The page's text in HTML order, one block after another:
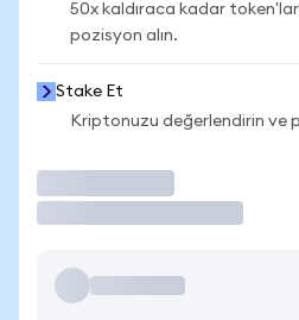
50x kaldıraca kadar
pozisyon alın.
Stake Et
Kriptonuzu değerlendirin ve